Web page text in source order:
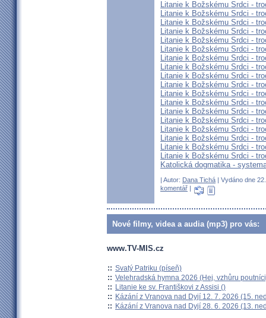
Litanie k Božskému Srdci -
Litanie k Božskému Srdci -
Litanie k Božskému Srdci -
Litanie k Božskému Srdci -
Litanie k Božskému Srdci -
Litanie k Božskému Srdci -
Litanie k Božskému Srdci -
Litanie k Božskému Srdci -
Litanie k Božskému Srdci -
Litanie k Božskému Srdci -
Litanie k Božskému Srdci -
Litanie k Božskému Srdci -
Litanie k Božskému Srdci -
Litanie k Božskému Srdci -
Litanie k Božskému Srdci -
Litanie k Božskému Srdci -
Litanie k Božskému Srdci -
Litanie k Božskému Srdci -
Katolická dogmatika -
| Autor: Dana Tichá | Vydáno dne
komentář |
Nové filmy, videa a audia (mp3) pro vás:
www.TV-MIS.cz
:: Svatý Patriku (píseň)
:: Velehradská hymna 2026 (Hej, vzhůru
:: Litanie ke sv. Františkovi z Assisi ()
:: Kázání z Vranova nad Dyjí 12. 7. 2026 (15.
:: Kázání z Vranova nad Dyjí 28. 6. 2026 (13.